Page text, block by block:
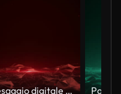
Paesaggio digitale rosso astratto con motivi geometrici in movimento